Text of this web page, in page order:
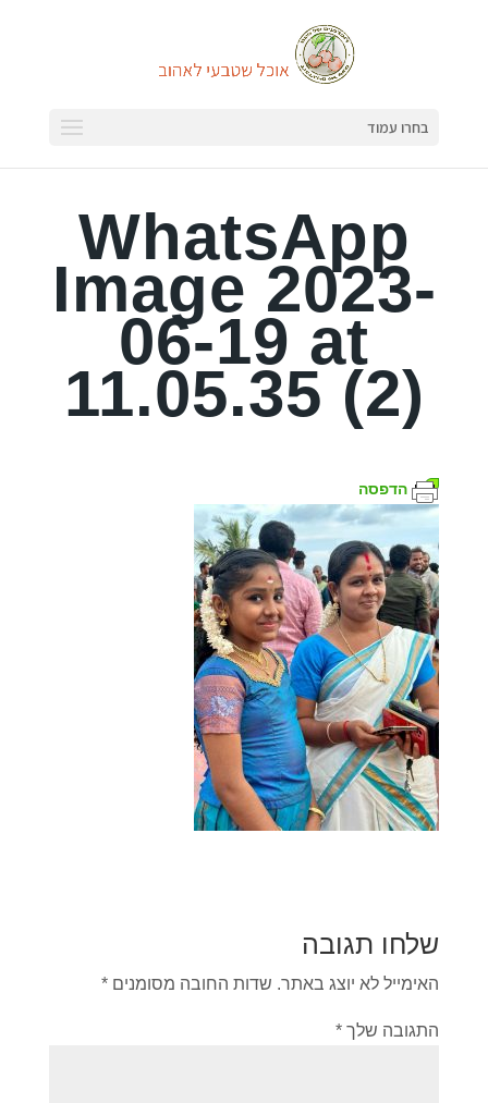
בחרו עמוד
WhatsApp
Image 2023-
06-19 at
11.05.35 (2)
הדפסה
שלחו תגובה
האימייל לא יוצג באתר. שדות החובה מסומנים *
התגובה שלך *